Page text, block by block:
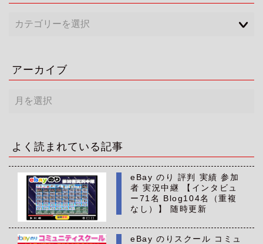
アーカイブ
ー
ブ
よく読まれている記事
eBay のり 評判 実績 参加
者 実況中継 【インタビュ
ー71名 Blog104名（重複
なし）】 随時更新
eBay のりスクール コミュ